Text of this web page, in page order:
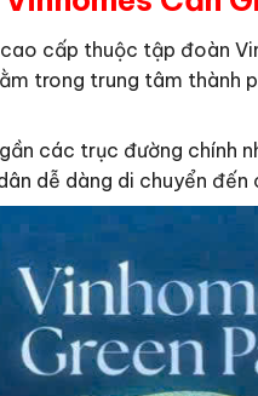
cấp thuộc tập đoàn
trong trung tâm
các trục đường chính
dễ dàng di chuyển